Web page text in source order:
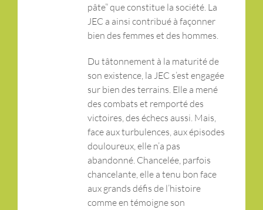
pâte” que constitue la société. La
JEC a ainsi contribué à façonner
bien des femmes et des hommes.
Du tâtonnement à la maturité de
son existence, la JEC s’est engagée
sur bien des terrains. Elle a mené
des combats et remporté des
victoires, des échecs aussi. Mais,
face aux turbulences, aux épisodes
douloureux, elle n’a pas
abandonné. Chancelée, parfois
chancelante, elle a tenu bon face
aux grands défis de l’histoire
comme en témoigne son